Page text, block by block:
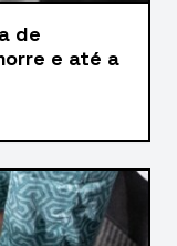
de
e até a